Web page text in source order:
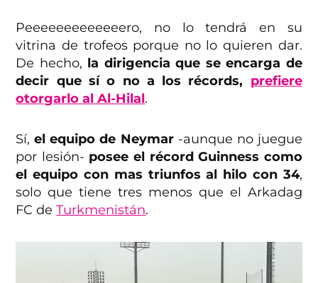
Peeeeeeeeeeeeero, no lo tendrá en su
vitrina de trofeos porque no lo quieren dar.
De hecho, la dirigencia que se encarga de
decir que sí o no a los récords, prefiere
otorgarlo al Al-Hilal.
Sí,el equipo de Neymar-aunque no juegue
por lesión- posee el récord Guinness como
el equipo con mas triunfos al hilo con 34,
solo que tiene tres menos que el Arkadag
FC deTurkmenistán.